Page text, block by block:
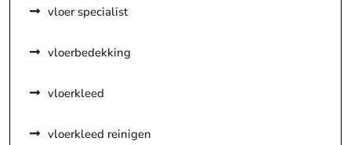
vloer specialist
vloerbedekking
vloerkleed
vloerkleed reinigen